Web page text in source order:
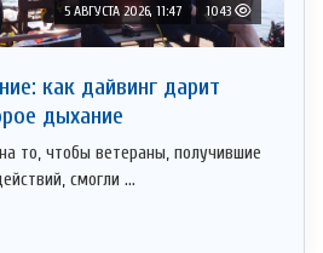
5 АВГУСТА 2026, 11:47 1043
как дайвинг дарит
дыхание
то, чтобы ветераны, получившие
смогли ...